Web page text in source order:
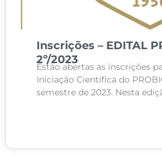
Inscrições – EDITAL
2º/2023
Estão abertas as inscrições
Iniciação Científica do
semestre de 2023. Nesta